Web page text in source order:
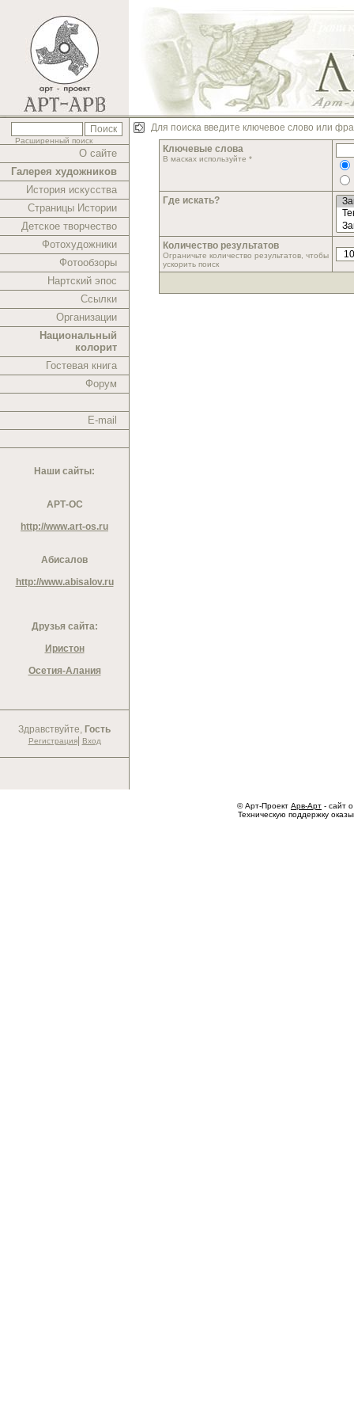
Расширенный поиск
О сайте
Галерея художников
История искусства
Страницы Истории
Детское творчество
Фотохудожники
Фотообзоры
Нартский эпос
Ссылки
Организации
Национальный
колорит
Гостевая книга
Форум
E-mail
Наши сайты:
АРТ-ОС
http://www.art-os.ru
Абисалов
http://www.abisalov.ru
Друзья сайта:
Иристон
Осетия-Алания
Здравствуйте, Гость
Регистрация| Вход
Для поиска введите ключевое слово или
Ключевые слова
В масках используйте *
Где искать?
Количество результатов
Ограничьте количество результатов, чтобы
ускорить поиск
© Арт-Проект Арв-Арт - сайт
Техническую поддержку